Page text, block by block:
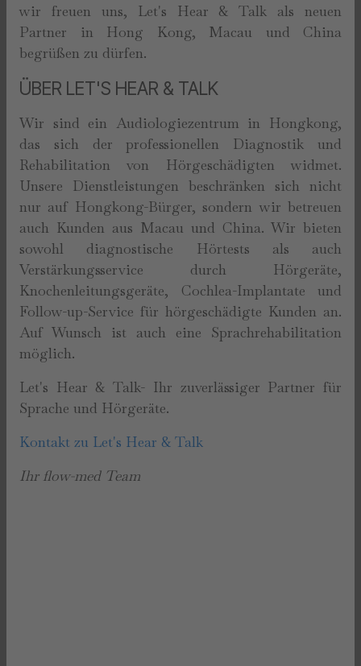
wir freuen uns, Let's Hear & Talk als neuen
Partner in Hong Kong, Macau und China
begrüßen zu dürfen.
ÜBER LET'S HEAR & TALK
Wir sind ein Audiologiezentrum in Hongkong,
das sich der professionellen Diagnostik und
Rehabilitation von Hörgeschädigten widmet.
Unsere Dienstleistungen beschränken sich nicht
nur auf Hongkong-Bürger, sondern wir betreuen
auch Kunden aus Macau und China. Wir bieten
sowohl diagnostische Hörtests als auch
Verstärkungsservice durch Hörgeräte,
Knochenleitungsgeräte, Cochlea-Implantate und
Follow-up-Service für hörgeschädigte Kunden an.
Auf Wunsch ist auch eine Sprachrehabilitation
möglich.
Let's Hear & Talk- Ihr zuverlässiger Partner für
Sprache und Hörgeräte.
Kontakt zu Let's Hear & Talk
Ihr flow-med Team